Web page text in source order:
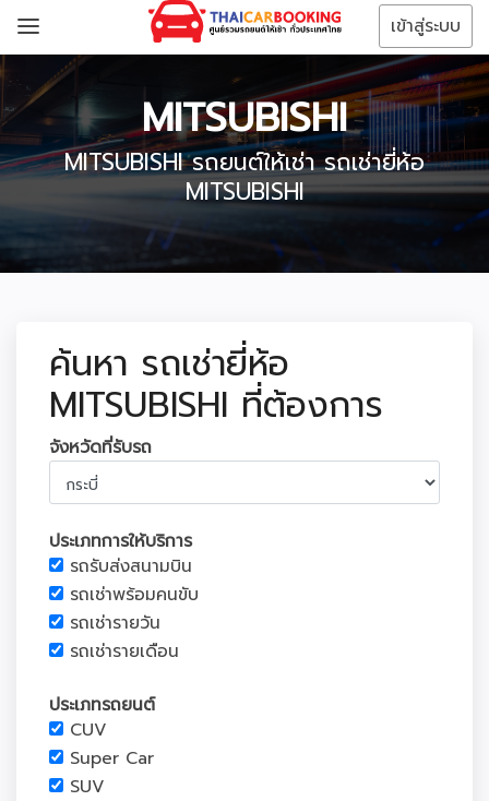
เข้าสู่ระบบ
MITSUBISHI
MITSUBISHI รถยนต์ให้เช่า รถเช่ายี่ห้อ
MITSUBISHI
ค้นหา รถเช่ายี่ห้อ
MITSUBISHI ที่ต้องการ
จังหวัดที่รับรถ
ประเภทการให้บริการ
รถรับส่งสนามบิน
รถเช่าพร้อมคนขับ
รถเช่ารายวัน
รถเช่ารายเดือน
ประเภทรถยนต์
CUV
Super Car
SUV